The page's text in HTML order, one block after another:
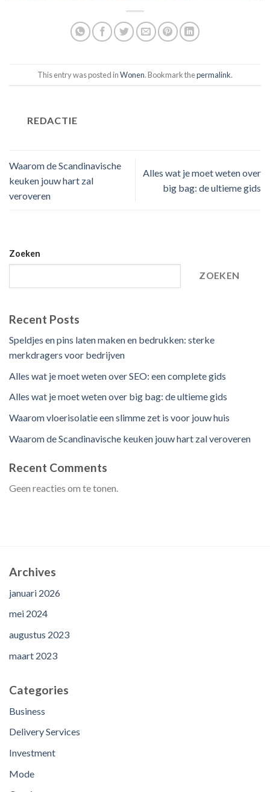
This entry was posted inWonen. Bookmark thepermalink.
REDACTIE
Waarom de Scandinavische
keuken jouw hart zal
veroveren
Alles wat je moet weten over
big bag: de ultieme gids
Zoeken
ZOEKEN
Recent Posts
Speldjes en pins laten maken en bedrukken: sterke
merkdragers voor bedrijven
Alles wat je moet weten over SEO: een complete gids
Alles wat je moet weten over big bag: de ultieme gids
Waarom vloerisolatie een slimme zet is voor jouw huis
Waarom de Scandinavische keuken jouw hart zal veroveren
Recent Comments
Geen reacties om te tonen.
Archives
januari 2026
mei 2024
augustus 2023
maart 2023
Categories
Business
Delivery Services
Investment
Mode